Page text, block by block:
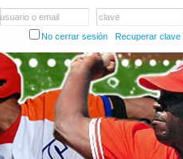
usuario o email
clave
No cerrar sesión
Recuperar clave